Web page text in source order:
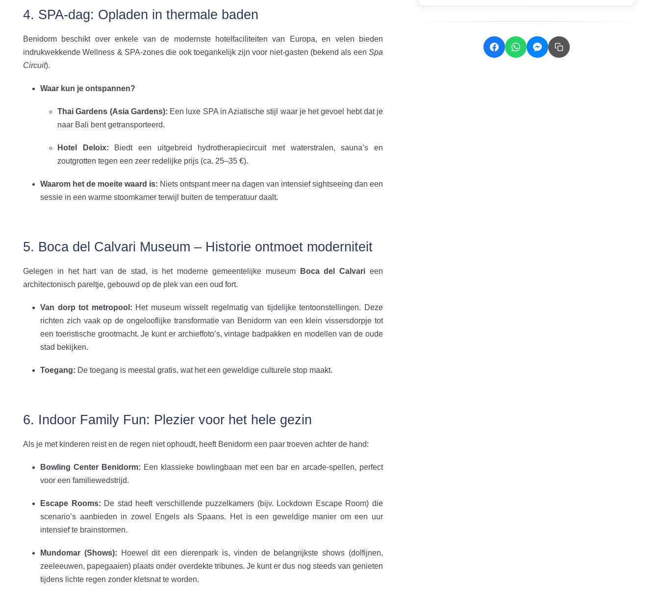
4. SPA-dag: Opladen in thermale baden
Benidorm beschikt over enkele van de modernste hotelfaciliteiten van Europa, en velen bieden
indrukwekkende Wellness & SPA-zones die ook toegankelijk zijn voor niet-gasten (bekend als een Spa
Circuit).
Waar kun je ontspannen?
Thai Gardens (Asia Gardens): Een luxe SPA in Aziatische stijl waar je het gevoel hebt dat je
naar Bali bent getransporteerd.
Hotel Deloix: Biedt een uitgebreid hydrotherapiecircuit met waterstralen, sauna’s en
zoutgrotten tegen een zeer redelijke prijs (ca. 25–35 €).
Waarom het de moeite waard is: Niets ontspant meer na dagen van intensief sightseeing dan een
sessie in een warme stoomkamer terwijl buiten de temperatuur daalt.
5. Boca del Calvari Museum – Historie ontmoet moderniteit
Gelegen in het hart van de stad, is het moderne gemeentelijke museum Boca del Calvari een
architectonisch pareltje, gebouwd op de plek van een oud fort.
Van dorp tot metropool: Het museum wisselt regelmatig van tijdelijke tentoonstellingen. Deze
richten zich vaak op de ongelooflijke transformatie van Benidorm van een klein vissersdorpje tot
een toeristische grootmacht. Je kunt er archieffoto’s, vintage badpakken en modellen van de oude
stad bekijken.
Toegang: De toegang is meestal gratis, wat het een geweldige culturele stop maakt.
6. Indoor Family Fun: Plezier voor het hele gezin
Als je met kinderen reist en de regen niet ophoudt, heeft Benidorm een paar troeven achter de hand:
Bowling Center Benidorm: Een klassieke bowlingbaan met een bar en arcade-spellen, perfect
voor een familiewedstrijd.
Escape Rooms: De stad heeft verschillende puzzelkamers (bijv. Lockdown Escape Room) die
scenario’s aanbieden in zowel Engels als Spaans. Het is een geweldige manier om een uur
intensief te brainstormen.
Mundomar (Shows): Hoewel dit een dierenpark is, vinden de belangrijkste shows (dolfijnen,
zeeleeuwen, papegaaien) plaats onder overdekte tribunes. Je kunt er dus nog steeds van genieten
tijdens lichte regen zonder kletsnat te worden.